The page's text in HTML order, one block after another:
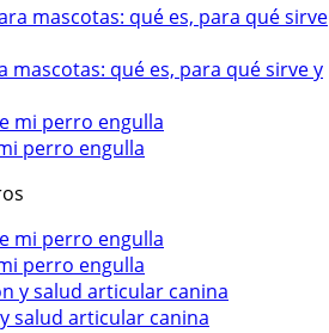
mascotas: qué es, para qué sirve y
perro engulla
perro engulla
salud articular canina